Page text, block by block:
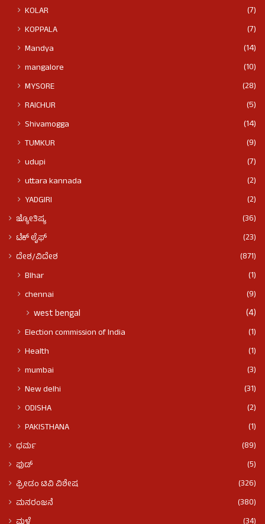
KOLAR
(7)
KOPPALA
(7)
Mandya
(14)
mangalore
(10)
MYSORE
(28)
RAICHUR
(5)
Shivamogga
(14)
TUMKUR
(9)
udupi
(7)
uttara kannada
(2)
YADGIRI
(2)
ಜ್ಯೋತಿಷ್ಯ
(36)
ಟೆಕ್ ಲೈಫ್
(23)
ದೇಶ/ವಿದೇಶ
(871)
BIhar
(1)
chennai
(9)
west bengal (4)
Election commission of India
(1)
Health
(1)
mumbai
(3)
New delhi
(31)
ODISHA
(2)
PAKISTHANA
(1)
ಧರ್ಮ
(89)
ಫುಡ್​​
(5)
ಫ್ರೀಡಂ ಟಿವಿ ವಿಶೇಷ
(326)
ಮನರಂಜನೆ
(380)